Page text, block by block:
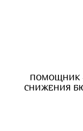
ПОМОЩНИК
СНИЖЕНИЯ